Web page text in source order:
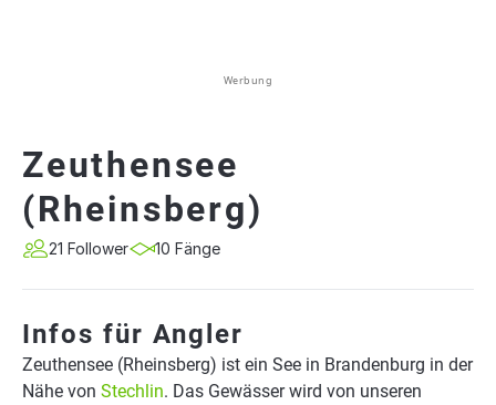
Werbung
Zeuthensee
(Rheinsberg)
21 Follower 10 Fänge
Infos für Angler
Zeuthensee (Rheinsberg) ist ein See in Brandenburg in der
Nähe von Stechlin. Das Gewässer wird von unseren